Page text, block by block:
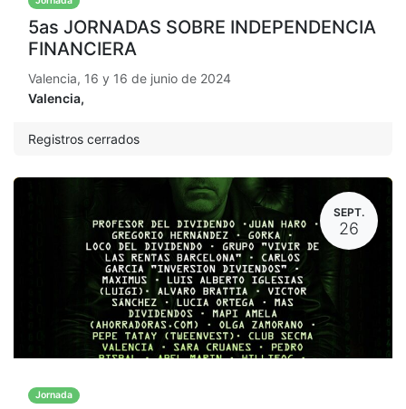
5as JORNADAS SOBRE INDEPENDENCIA
FINANCIERA
Valencia, 16 y 16 de junio de 2024
Valencia,
Registros cerrados
SEPT.
26
Jornada